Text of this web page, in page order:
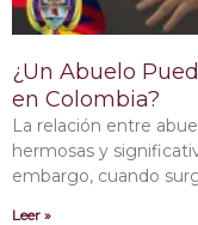
¿Un Abuelo
en Colombia?
La relación entre
hermosas y
embargo, cuando
Leer »